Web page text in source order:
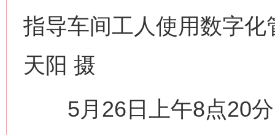
指导车间工人使用数字
天阳 摄
5月26日上午8点20分